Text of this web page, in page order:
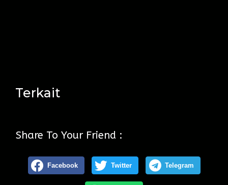
Terkait
Share To Your Friend :
Facebook Twitter Telegram